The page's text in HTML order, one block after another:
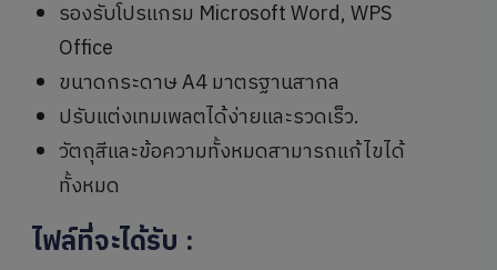
รองรับโปรแกรม Microsoft Word, WPS
Office
ขนาดกระดาษ A4 มาตรฐานสากล
ปรับแต่งเทมเพลตได้ง่ายและรวดเร็ว.
วัตถุสีและข้อความทั้งหมดสามารถแก้ไขได้
ทั้งหมด
ไฟล์ที่จะได้รับ :